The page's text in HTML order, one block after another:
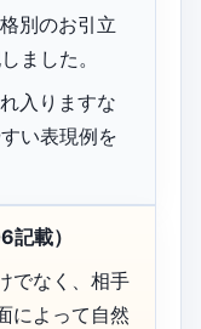
別のお引立
ました。
入りますな
い表現例を
載）
でなく、相手
によって自然